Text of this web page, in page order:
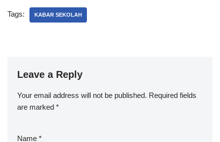
Tags: KABAR SEKOLAH
Leave a Reply
Your email address will not be published. Required fields
are marked *
Name *